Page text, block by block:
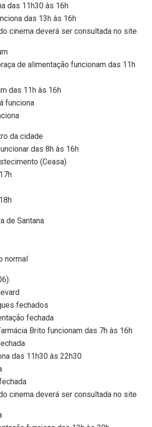
das 11h30 às 16h
das 13h às 16h
cinema deverá ser consultada no site
de alimentação funcionam das 11h
das 11h às 16h
funciona
da cidade
das 8h às 16h
(Ceasa)
de Santana
normal
fechados
fechada
Brito funcionam das 7h às 16h
das 11h30 às 22h30
cinema deverá ser consultada no site